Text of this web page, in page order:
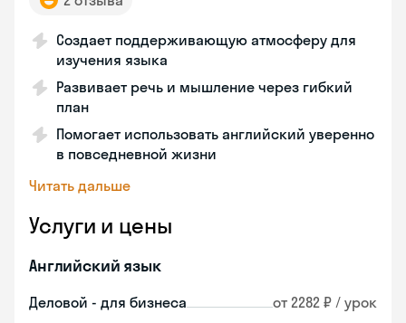
Создает поддерживающую атмосферу для
изучения языка
Развивает речь и мышление через гибкий
план
Помогает использовать английский уверенно
в повседневной жизни
Читать дальше
Услуги и цены
Английский язык
Деловой - для бизнеса от 2282 ₽ / урок